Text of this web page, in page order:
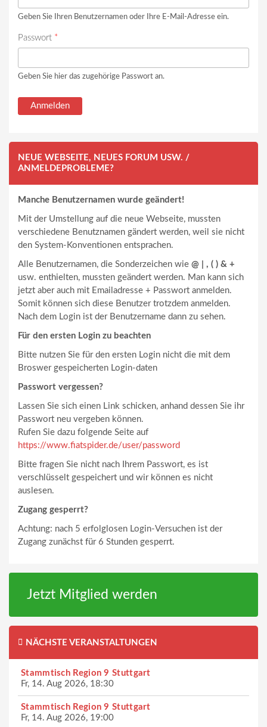
Geben Sie Ihren Benutzernamen oder Ihre E-Mail-Adresse ein.
Passwort *
Geben Sie hier das zugehörige Passwort an.
NEUE WEBSEITE, NEUES FORUM USW. /
ANMELDEPROBLEME?
Manche Benutzernamen wurde geändert!
Mit der Umstellung auf die neue Webseite, mussten
verschiedene Benutznamen gändert werden, weil sie nicht
den System-Konventionen entsprachen.
Alle Benutzernamen, die Sonderzeichen wie @ | , ( ) & +
usw. enthielten, mussten geändert werden. Man kann sich
jetzt aber auch mit Emailadresse + Passwort anmelden.
Somit können sich diese Benutzer trotzdem anmelden.
Nach dem Login ist der Benutzername dann zu sehen.
Für den ersten Login zu beachten
Bitte nutzen Sie für den ersten Login nicht die mit dem
Broswer gespeicherten Login-daten
Passwort vergessen?
Lassen Sie sich einen Link schicken, anhand dessen Sie ihr
Passwort neu vergeben können.
Rufen Sie dazu folgende Seite auf
https://www.fiatspider.de/user/password
Bitte fragen Sie nicht nach Ihrem Passwort, es ist
verschlüsselt gespeichert und wir können es nicht
auslesen.
Zugang gesperrt?
Achtung: nach 5 erfolglosen Login-Versuchen ist der
Zugang zunächst für 6 Stunden gesperrt.
Jetzt Mitglied werden
NÄCHSTE VERANSTALTUNGEN
Stammtisch Region 9 Stuttgart
Fr, 14. Aug 2026, 18:30
Stammtisch Region 9 Stuttgart
Fr, 14. Aug 2026, 19:00